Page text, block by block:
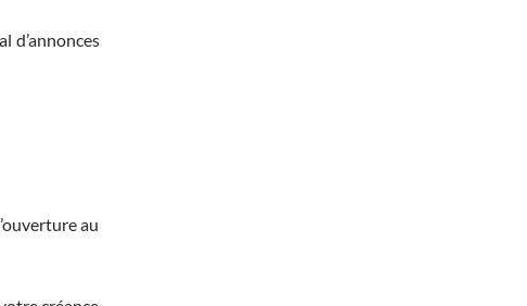
d’annonces
au